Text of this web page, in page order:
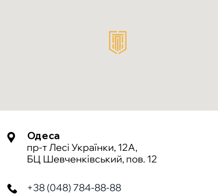
Одеса
пр-т Лесі Українки, 12А,
БЦ Шевченківський, пов. 12
+38 (048) 784-88-88